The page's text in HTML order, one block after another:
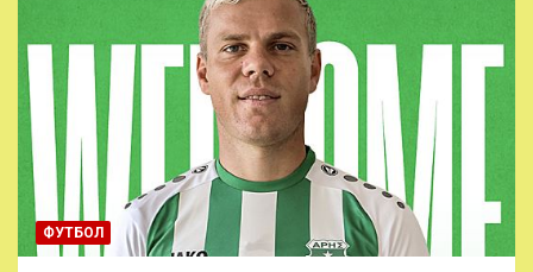
ФУТБОЛ